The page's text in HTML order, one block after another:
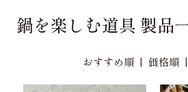
鍋を楽しむ道具 製品
おすすめ順| 価格順|